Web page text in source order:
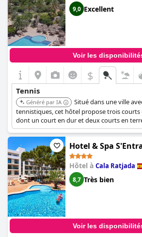
9,0 Excellent
Voir les
$
Tennis
Généré par IA
Situé dans une ville
tennistiques, cet hôtel propose trois courts
dont un court en dur et deux courts en
possibilité de leçons privées.
Hotel & Spa
Hôtel à Cala Ratjada
8,7 Très bien
Voir les